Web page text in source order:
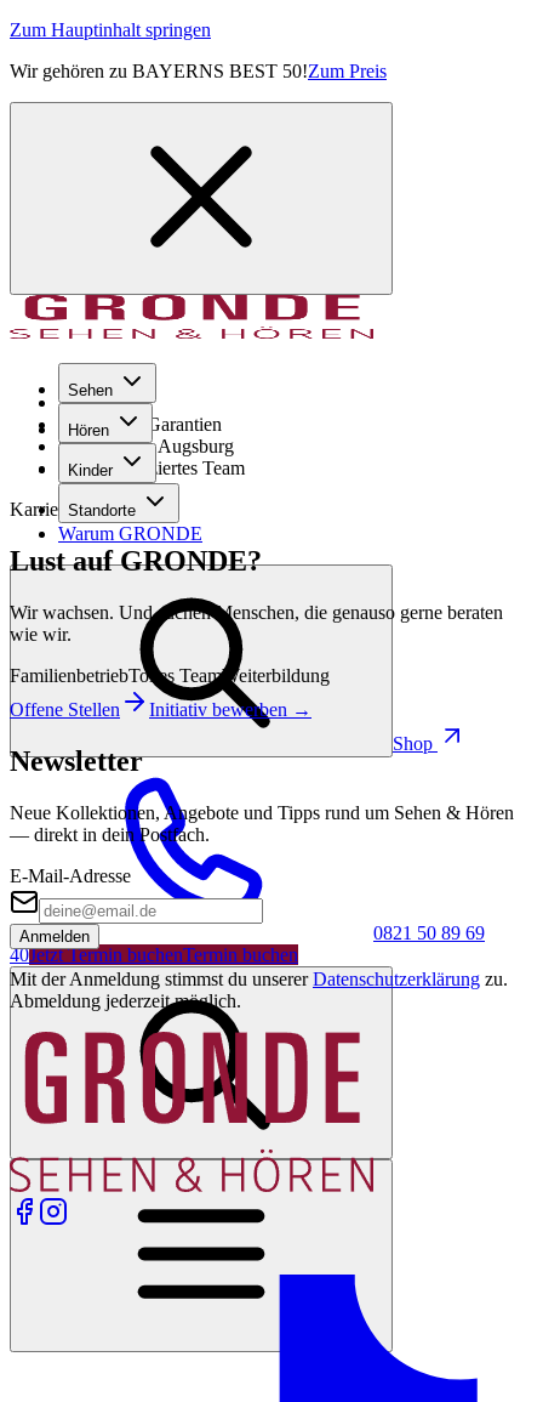
Zum Hauptinhalt springen
Wir gehören zu BAYERNS BEST 50!Zum Preis
Sehen
Hören
Kinder
Standorte
Warum GRONDE
Shop
0821 50 89 69
40Jetzt Termin buchenTermin buchen
Seit 1971
GRONDE Garantien
8× im Raum Augsburg
Hochqualifiziertes Team
Karriere
Lust auf GRONDE?
Wir wachsen. Und suchen Menschen, die genauso gerne beraten
wie wir.
FamilienbetriebTolles TeamWeiterbildung
Offene Stellen
Initiativ bewerben →
Newsletter
Neue Kollektionen, Angebote und Tipps rund um Sehen & Hören
— direkt in dein Postfach.
E-Mail-Adresse
Anmelden
Mit der Anmeldung stimmst du unserer Datenschutzerklärung zu.
Abmeldung jederzeit möglich.